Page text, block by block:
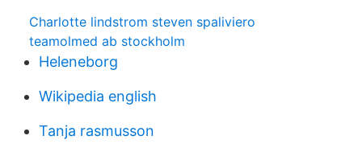
Charlotte lindstrom steven spaliviero
teamolmed ab stockholm
Heleneborg
Wikipedia english
Tanja rasmusson